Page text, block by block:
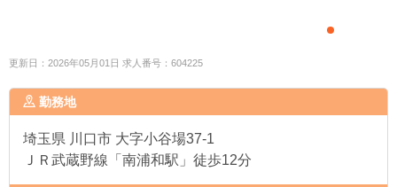
更新日：2026年05月01日 求人番号：604225
勤務地
埼玉県 川口市 大字小谷場37-1
ＪＲ武蔵野線「南浦和駅」徒歩12分